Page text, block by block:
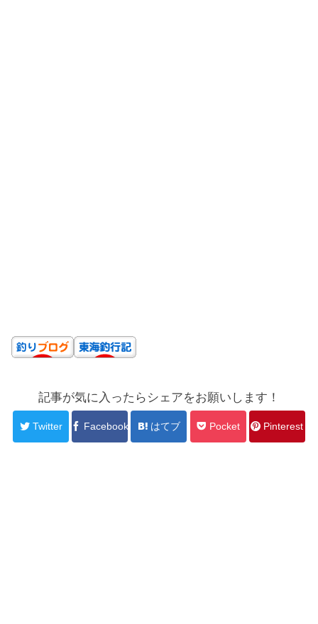
記事が気に入ったらシェアをお願いします！
Twitter Facebook はてブ Pocket Pinterest